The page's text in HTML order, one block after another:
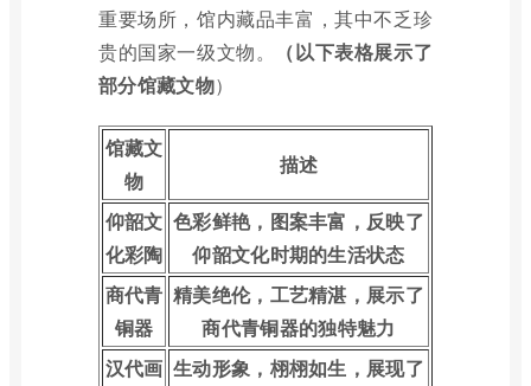
重要场所，馆内藏品丰富，其中不乏珍
贵的国家一级文物。
（以下表格展示了
部分馆藏文物）
馆藏文
物
描述
仰韶文
化彩陶
色彩鲜艳，图案丰富，反映了
仰韶文化时期的生活状态
商代青
铜器
精美绝伦，工艺精湛，展示了
商代青铜器的独特魅力
汉代画 生动形象，栩栩如生，展现了